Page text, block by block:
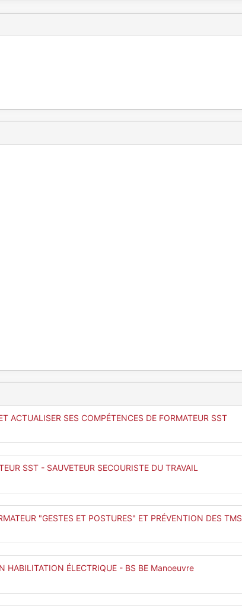
ACTUALISER SES COMPÉTENCES DE FORMATEUR SST
SST - SAUVETEUR SECOURISTE DU TRAVAIL
"GESTES ET POSTURES" ET PRÉVENTION DES TMS
HABILITATION ÉLECTRIQUE - BS BE Manoeuvre